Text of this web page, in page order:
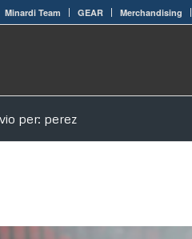
Minardi Team GEAR Merchandising
per: perez